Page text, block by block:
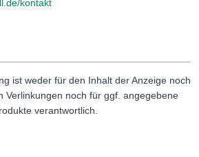
kontakt
ist weder für den Inhalt der Anzeige noch
Verlinkungen noch für ggf. angegebene
verantwortlich.